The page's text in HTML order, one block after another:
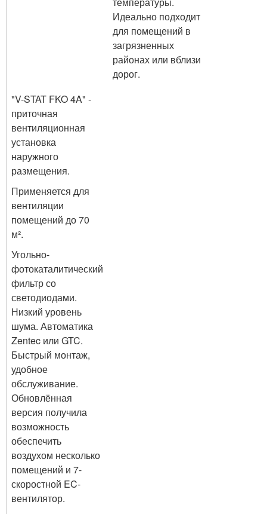
Идеально подходит
для помещений в
загрязненных
районах или вблизи
дорог.
"V-STAT FKO 4A" -
приточная
вентиляционная
установка
наружного
размещения.
Применяется для
вентиляции
помещений до 70
м².
Угольно-
фотокаталитический
фильтр со
светодиодами.
Низкий уровень
шума. Автоматика
Zentec или GTC.
Быстрый монтаж,
удобное
обслуживание.
Обновлённая
версия получила
возможность
обеспечить
воздухом несколько
помещений и 7-
скоростной EC-
вентилятор.